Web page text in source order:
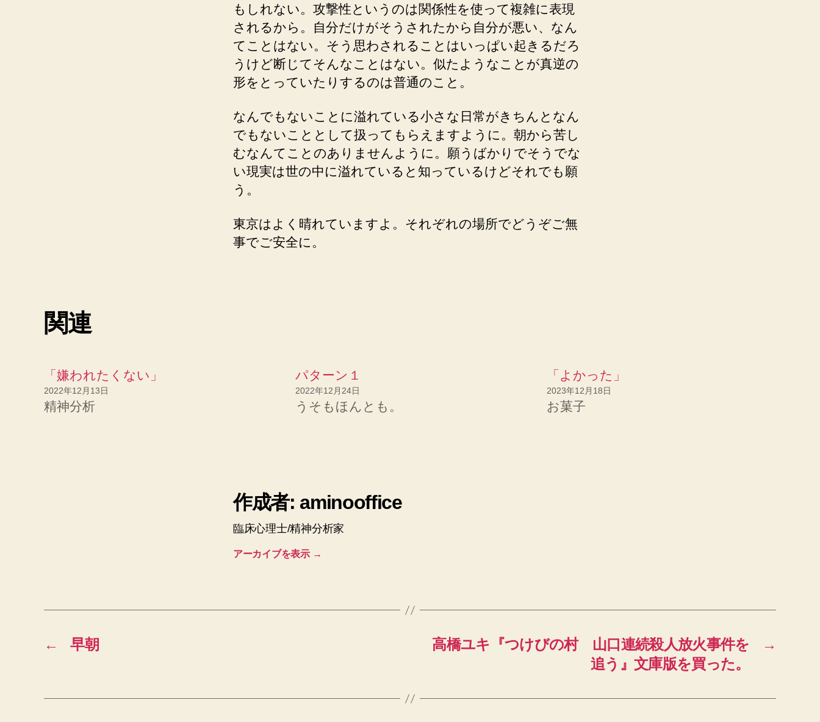
もしれない。攻撃性というのは関係性を使って複雑に表現
されるから。自分だけがそうされたから自分が悪い、なん
てことはない。そう思わされることはいっぱい起きるだろ
うけど断じてそんなことはない。似たようなことが真逆の
形をとっていたりするのは普通のこと。
なんでもないことに溢れている小さな日常がきちんとなん
でもないこととして扱ってもらえますように。朝から苦し
むなんてことのありませんように。願うばかりでそうでな
い現実は世の中に溢れていると知っているけどそれでも願
う。
東京はよく晴れていますよ。それぞれの場所でどうぞご無
事でご安全に。
関連
「嫌われたくない」
2022年12月13日
精神分析
パターン１
2022年12月24日
うそもほんとも。
「よかった」
2023年12月18日
お菓子
作成者: aminooffice
臨床心理士/精神分析家
アーカイブを表示 →
← 早朝 →
高橋ユキ『つけびの村 山口連続殺人放火事件を
追う』文庫版を買った。